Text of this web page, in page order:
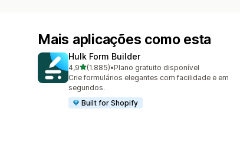
Mais aplicações como esta
Hulk Form Builder
4,9de 5 estrelas
(1.885)
1885 total de avaliações
•Plano gratuito disponível
Crie formulários elegantes com facilidade e em
segundos.
Built for Shopify